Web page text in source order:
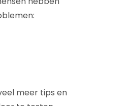
meer tips en